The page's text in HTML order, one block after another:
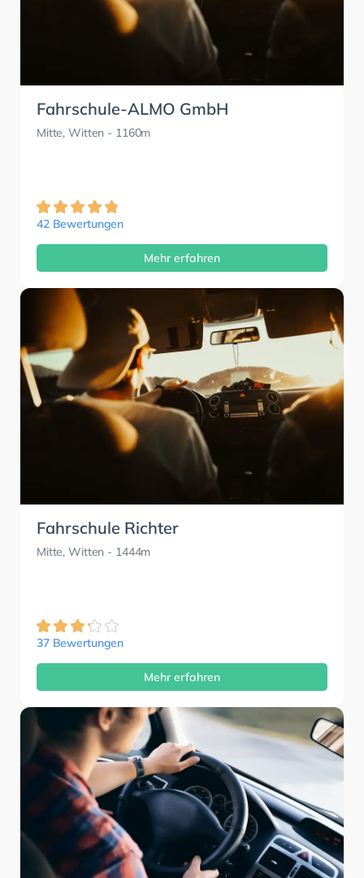
Fahrschule-ALMO GmbH
Mitte, Witten - 1160m
42 Bewertungen
Mehr erfahren
Fahrschule Richter
Mitte, Witten - 1444m
37 Bewertungen
Mehr erfahren